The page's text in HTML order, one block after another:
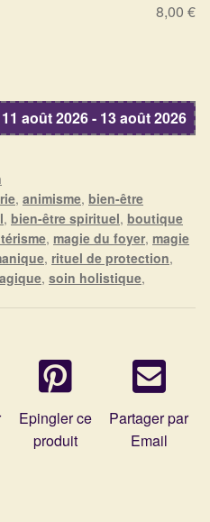
8,00 €
août 2026 - 13 août 2026
, animisme, bien-être
, bien-être spirituel, boutique
, magie du foyer, magie
, rituel de protection,
, soin holistique,
Epingler ce
produit
Partager par
Email